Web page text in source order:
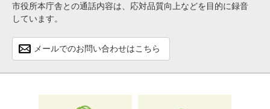
市役所本庁舎との通話内容は、応対品質向上などを目的に録音
しています。
メールでのお問い合わせはこちら